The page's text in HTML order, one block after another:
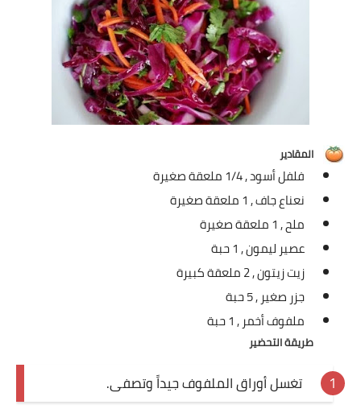
مخبوزات
أطباق أطفال
أطباق بحرية
وصفات فيديو
حلا الأعياد
المقادير
فلفل أسود ,
نعناع جاف ,
ملح ,
عصير ليمون ,
زيت زيتون ,
جزر صغير ,
ملفوف أخمر ,
طريقة التحضير
تغسل أوراق الملفوف جيداً وتصفى.